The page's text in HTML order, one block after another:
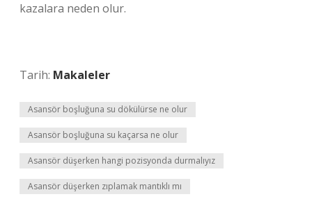
kazalara neden olur.
Tarih: Makaleler
Asansör boşluğuna su dökülürse ne olur
Asansör boşluğuna su kaçarsa ne olur
Asansör düşerken hangi pozisyonda durmalıyız
Asansör düşerken zıplamak mantıklı mı